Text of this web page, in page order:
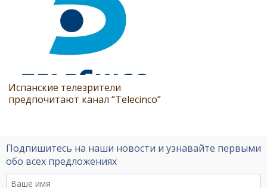
Испанские телезрители
предпочитают канал “Telecinco”
Подпишитесь на наши новости и узнавайте первыми
обо всех предложениях